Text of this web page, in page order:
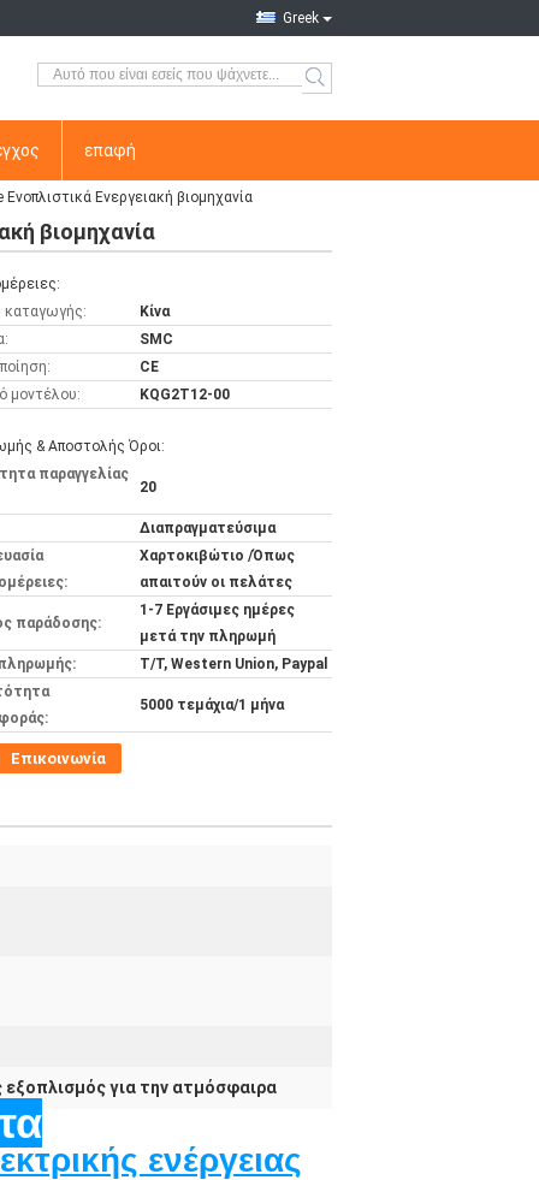
Greek
επαφή
Ενεργειακή βιομηχανία
βιομηχανία
καταγωγής:
Κίνα
SMC
CE
μοντέλου:
KQG2T12-00
& Αποστολής Όροι:
παραγγελίας
20
Διαπραγματεύσιμα
Χαρτοκιβώτιο /Όπως
απαιτούν οι πελάτες
παράδοσης:
1-7 Εργάσιμες ημέρες
μετά την πληρωμή
Τ/Τ, Western Union, Paypal
5000 τεμάχια/1 μήνα
Επικοινωνία
εξοπλισμός για την ατμόσφαιρα
ενέργειας